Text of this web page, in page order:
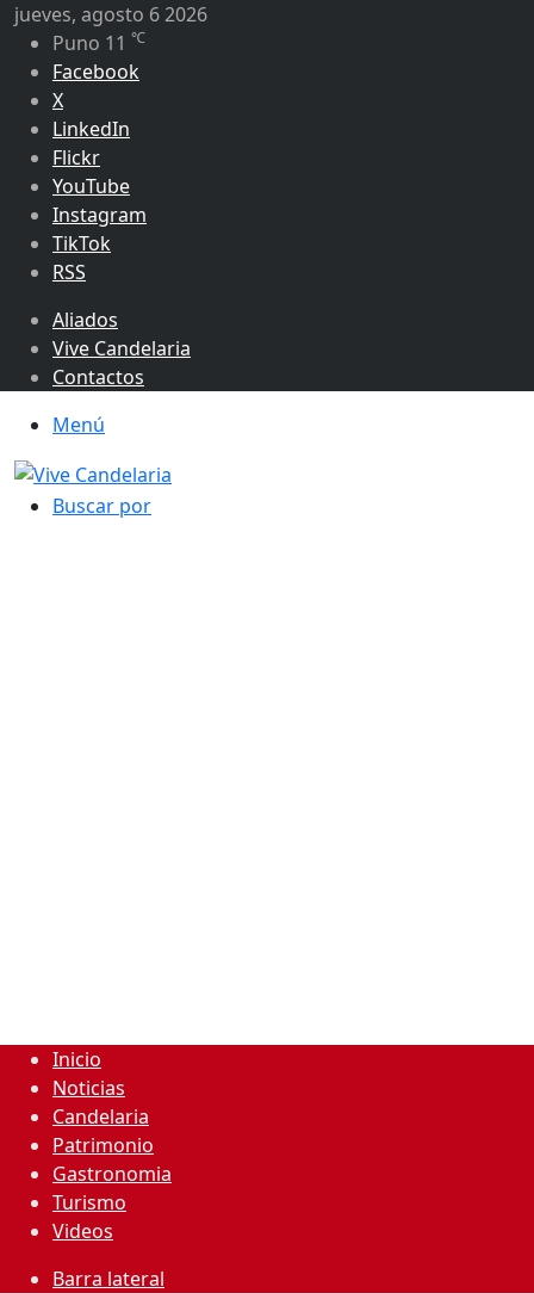
jueves, agosto 6 2026
Puno 11 ℃
Facebook
X
LinkedIn
Flickr
YouTube
Instagram
TikTok
RSS
Aliados
Vive Candelaria
Contactos
Menú
Buscar por
Inicio
Noticias
Candelaria
Patrimonio
Gastronomia
Turismo
Videos
Barra lateral